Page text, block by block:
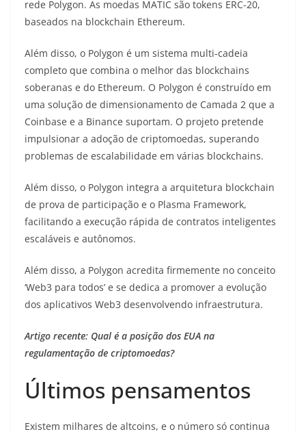
rede Polygon. As moedas MATIC são tokens ERC-20,
baseados na blockchain Ethereum.
Além disso, o Polygon é um sistema multi-cadeia
completo que combina o melhor das blockchains
soberanas e do Ethereum. O Polygon é construído em
uma solução de dimensionamento de Camada 2 que a
Coinbase e a Binance suportam. O projeto pretende
impulsionar a adoção de criptomoedas, superando
problemas de escalabilidade em várias blockchains.
Além disso, o Polygon integra a arquitetura blockchain
de prova de participação e o Plasma Framework,
facilitando a execução rápida de contratos inteligentes
escaláveis ​​e autônomos.
Além disso, a Polygon acredita firmemente no conceito
‘Web3 para todos’ e se dedica a promover a evolução
dos aplicativos Web3 desenvolvendo infraestrutura.
Artigo recente: Qual é a posição dos EUA na
regulamentação de criptomoedas?
Últimos pensamentos
Existem milhares de altcoins, e o número só continua